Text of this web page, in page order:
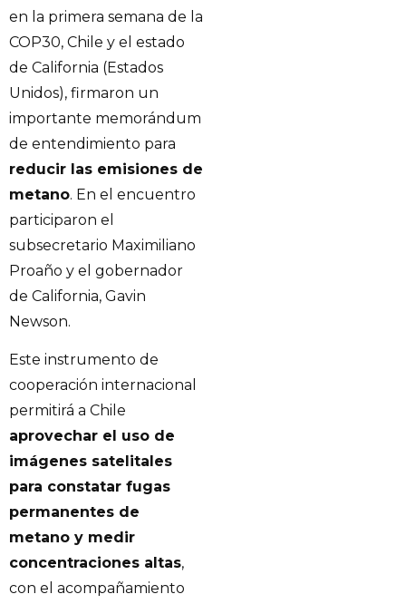
en la primera semana de la
COP30, Chile y el estado
de California (Estados
Unidos), firmaron un
importante memorándum
de entendimiento para
reducir las emisiones de
metano. En el encuentro
participaron el
subsecretario Maximiliano
Proaño y el gobernador
de California, Gavin
Newson.
Este instrumento de
cooperación internacional
permitirá a Chile
aprovechar el uso de
imágenes satelitales
para constatar fugas
permanentes de
metano y medir
concentraciones altas,
con el acompañamiento